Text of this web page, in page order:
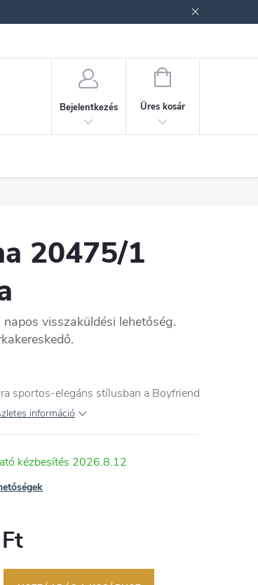
Bejelentkezés
KOSÁR
Üres kosár
20475/1
visszaküldési lehetőség.
sportos-elegáns stílusban a Boyfriend
információ
2026.8.12